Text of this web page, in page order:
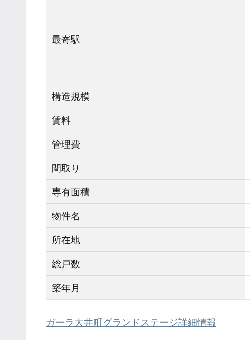
最寄駅
構造規模
賃料
管理費
間取り
専有面積
物件名
所在地
総戸数
築年月
ガーラ大井町グランドステージ詳細情報